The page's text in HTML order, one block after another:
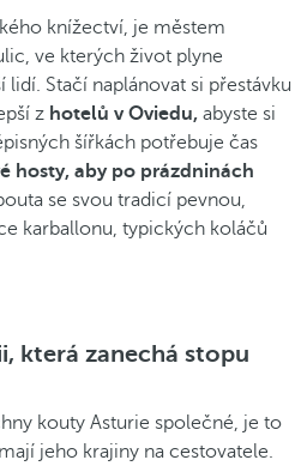
knížectví, je městem
ve kterých život plyne
Stačí naplánovat si přestávku
z hotelů v Oviedu, abyste si
šířkách potřebuje čas
hosty, aby po prázdninách
se svou tradicí pevnou,
karballonu, typických koláčů
která zanechá stopu
kouty Asturie společné, je to
jeho krajiny na cestovatele.